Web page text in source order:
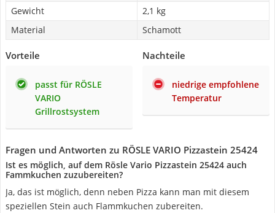
Gewicht
2,1 kg
Material
Schamott
Vorteile
passt für RÖSLE
VARIO
Grillrostsystem
Nachteile
niedrige empfohlene
Temperatur
Fragen und Antworten zu RÖSLE VARIO Pizzastein 25424
Ist es möglich, auf dem Rösle Vario Pizzastein 25424 auch
Fammkuchen zuzubereiten?
Ja, das ist möglich, denn neben Pizza kann man mit diesem
speziellen Stein auch Flammkuchen zubereiten.